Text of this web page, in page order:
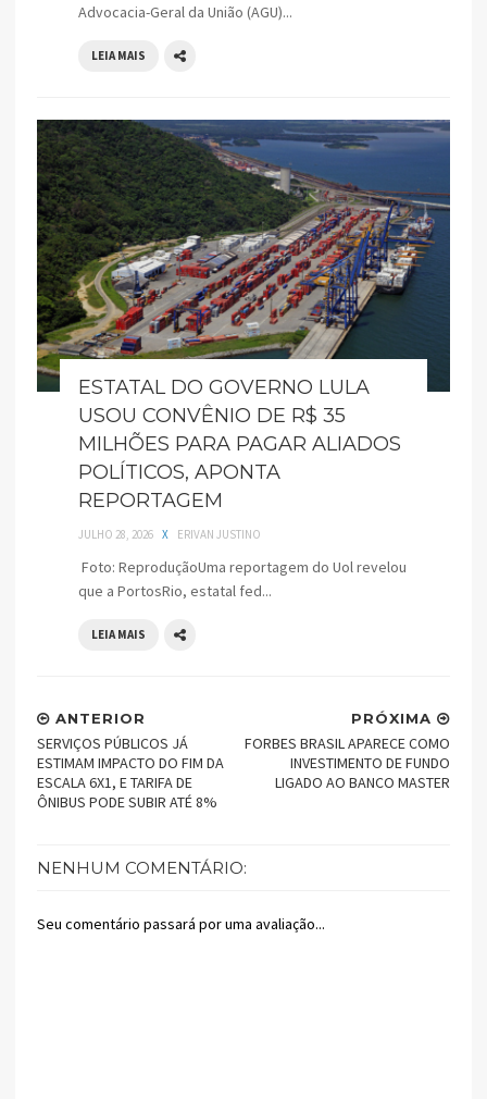
Advocacia-Geral da União (AGU)...
LEIA MAIS
ESTATAL DO GOVERNO LULA
USOU CONVÊNIO DE R$ 35
MILHÕES PARA PAGAR ALIADOS
POLÍTICOS, APONTA
REPORTAGEM
JULHO 28, 2026 X ERIVAN JUSTINO
Foto: ReproduçãoUma reportagem do Uol revelou
que a PortosRio, estatal fed...
LEIA MAIS
PRÓXIMA
FORBES BRASIL APARECE COMO
INVESTIMENTO DE FUNDO
LIGADO AO BANCO MASTER
ANTERIOR
SERVIÇOS PÚBLICOS JÁ
ESTIMAM IMPACTO DO FIM DA
ESCALA 6X1, E TARIFA DE
ÔNIBUS PODE SUBIR ATÉ 8%
NENHUM COMENTÁRIO:
Seu comentário passará por uma avaliação...